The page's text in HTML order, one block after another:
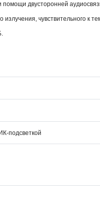
двусторонней
чувствительного к
подсветкой